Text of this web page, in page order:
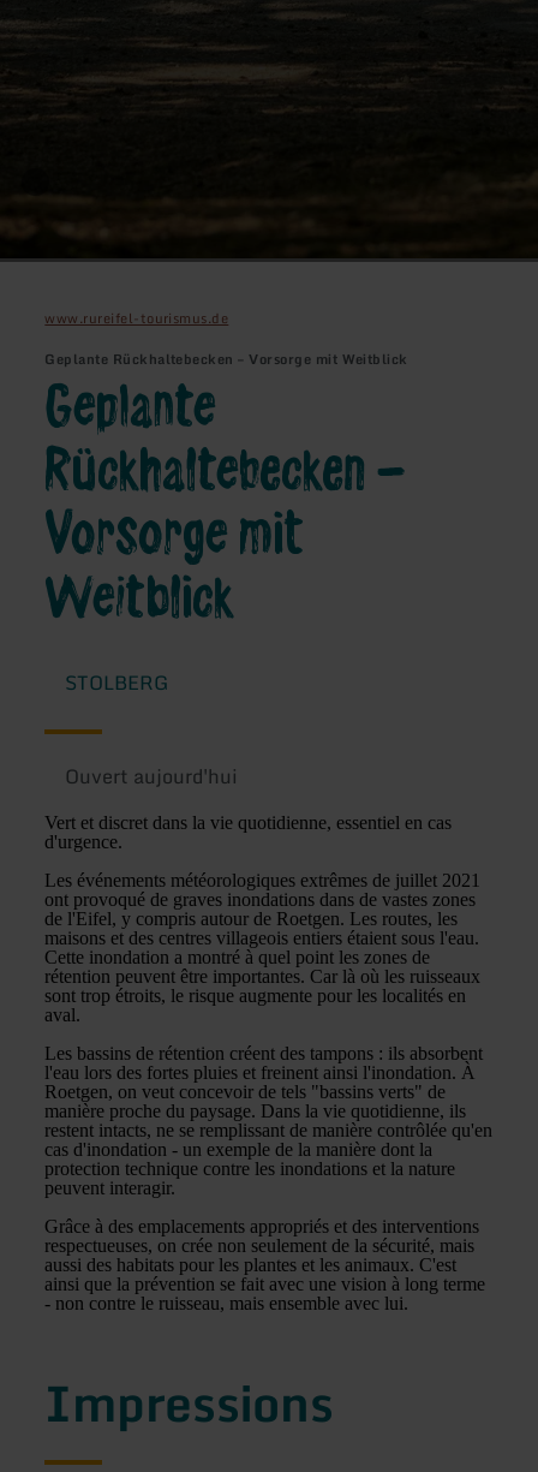
www.rureifel-tourismus.de
Geplante Rückhaltebecken – Vorsorge mit Weitblick
Geplante
Rückhaltebecken –
Vorsorge mit
Weitblick
STOLBERG
Ouvert aujourd'hui
Vert et discret dans la vie quotidienne, essentiel en cas
d'urgence.
Les événements météorologiques extrêmes de juillet 2021
ont provoqué de graves inondations dans de vastes zones
de l'Eifel, y compris autour de Roetgen. Les routes, les
maisons et des centres villageois entiers étaient sous l'eau.
Cette inondation a montré à quel point les zones de
rétention peuvent être importantes. Car là où les ruisseaux
sont trop étroits, le risque augmente pour les localités en
aval.
Les bassins de rétention créent des tampons : ils absorbent
l'eau lors des fortes pluies et freinent ainsi l'inondation. À
Roetgen, on veut concevoir de tels "bassins verts" de
manière proche du paysage. Dans la vie quotidienne, ils
restent intacts, ne se remplissant de manière contrôlée qu'en
cas d'inondation - un exemple de la manière dont la
protection technique contre les inondations et la nature
peuvent interagir.
Grâce à des emplacements appropriés et des interventions
respectueuses, on crée non seulement de la sécurité, mais
aussi des habitats pour les plantes et les animaux. C'est
ainsi que la prévention se fait avec une vision à long terme
- non contre le ruisseau, mais ensemble avec lui.
Impressions